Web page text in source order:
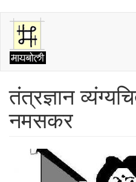
Skip
main
content
तंत्रज्ञान
नमसकर